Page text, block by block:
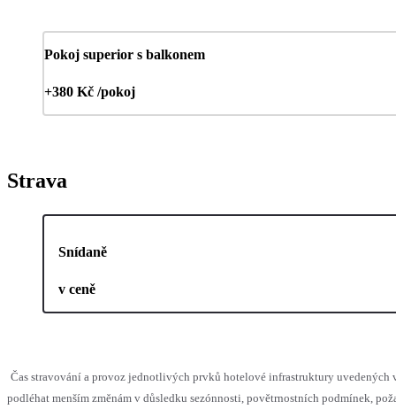
Pokoj superior s balkonem
+380 Kč /pokoj
Strava
Snídaně
v ceně
Čas stravování a provoz jednotlivých prvků hotelové infrastruktury uvedených
podléhat menším změnám v důsledku sezónnosti, povětrnostních podmínek,